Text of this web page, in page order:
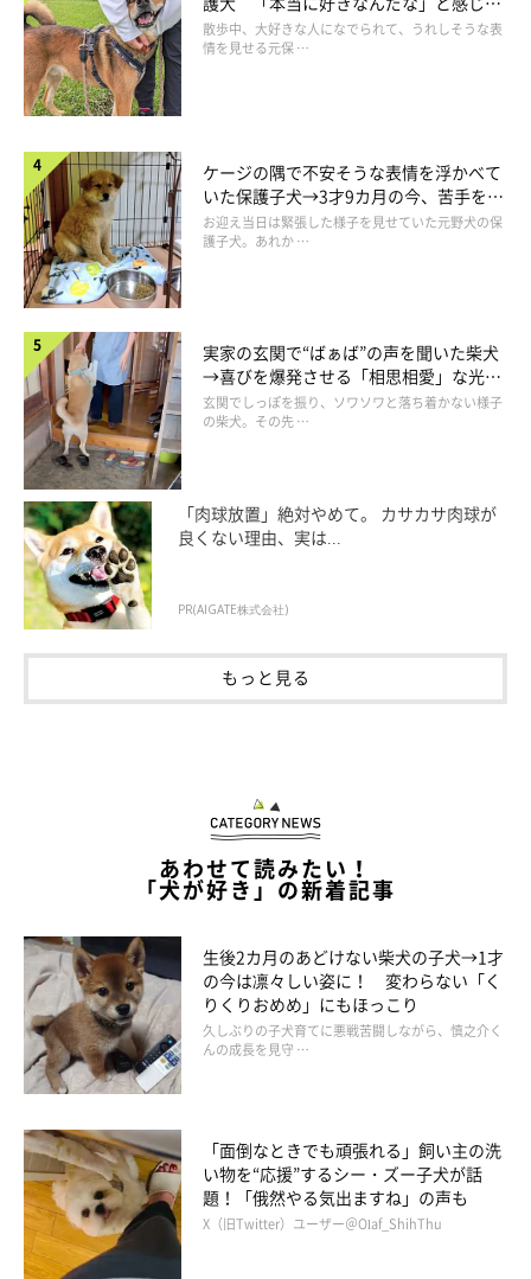
表情にほっこり
散歩中、大好きな人になでられて、うれしそうな表
情を見せる元保 …
ケージの隅で不安そうな表情を浮かべて
いた保護子犬→3才9カ月の今、苦手を克
服し頼もしいコに成長！
お迎え当日は緊張した様子を見せていた元野犬の保
護子犬。あれか …
実家の玄関で“ばぁば”の声を聞いた柴犬
→喜びを爆発させる「相思相愛」な光景
にほっこり
玄関でしっぽを振り、ソワソワと落ち着かない様子
の柴犬。その先 …
「肉球放置」絶対やめて。 カサカサ肉球が
良くない理由、実は...
PR(AIGATE株式会社)
もっと見る
あわせて読みたい！
「犬が好き」の新着記事
生後2カ月のあどけない柴犬の子犬→1才
の今は凛々しい姿に！ 変わらない「く
りくりおめめ」にもほっこり
久しぶりの子犬育てに悪戦苦闘しながら、慎之介く
んの成長を見守 …
「面倒なときでも頑張れる」飼い主の洗
い物を“応援”するシー・ズー子犬が話
題！「俄然やる気出ますね」の声も
X（旧Twitter）ユーザー＠Olaf_ShihThu